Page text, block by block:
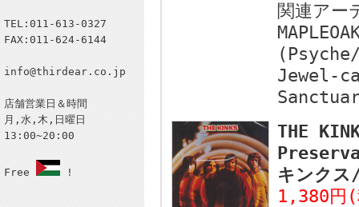
TEL:011-613-0327
FAX:011-624-6144
info@thirdear.co.jp
店舗営業日＆時間
月,水,木,日曜日
13:00~20:00
Free !
関連アー
Jewel-
THE
キンク
1,380円